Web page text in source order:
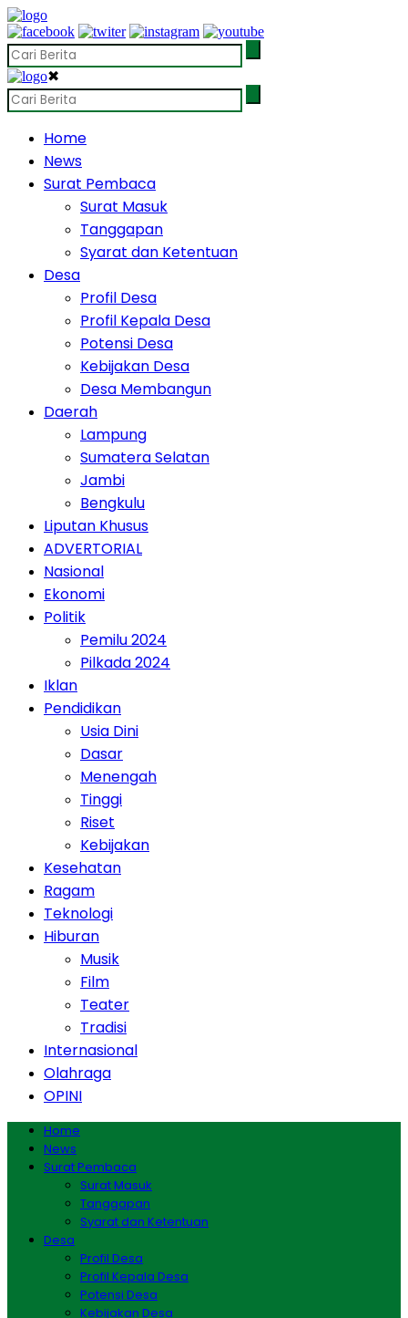
✖
Home
News
Surat Pembaca
Surat Masuk
Tanggapan
Syarat dan Ketentuan
Desa
Profil Desa
Profil Kepala Desa
Potensi Desa
Kebijakan Desa
Desa Membangun
Daerah
Lampung
Sumatera Selatan
Jambi
Bengkulu
Liputan Khusus
ADVERTORIAL
Nasional
Ekonomi
Politik
Pemilu 2024
Pilkada 2024
Iklan
Pendidikan
Usia Dini
Dasar
Menengah
Tinggi
Riset
Kebijakan
Kesehatan
Ragam
Teknologi
Hiburan
Musik
Film
Teater
Tradisi
Internasional
Olahraga
OPINI
Home
News
Surat Pembaca
Surat Masuk
Tanggapan
Syarat dan Ketentuan
Desa
Profil Desa
Profil Kepala Desa
Potensi Desa
Kebijakan Desa